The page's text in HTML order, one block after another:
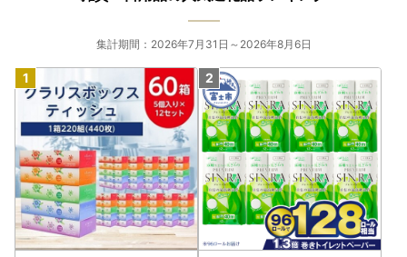
集計期間：2026年7月31日～2026年8月6日